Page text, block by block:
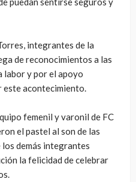
integrantes de la
de reconocimientos a las
labor y por el apoyo
este acontecimiento.
femenil y varonil de FC
el pastel al son de las
los demás integrantes
la felicidad de celebrar